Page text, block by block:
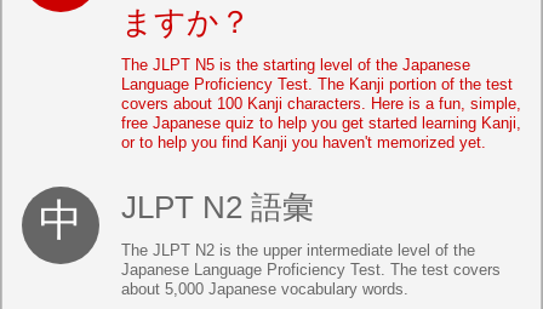
ますか？
The JLPT N5 is the starting level of the Japanese
Language Proficiency Test. The Kanji portion of the test
covers about 100 Kanji characters. Here is a fun, simple,
free Japanese quiz to help you get started learning Kanji,
or to help you find Kanji you haven't memorized yet.
JLPT N2 語彙
The JLPT N2 is the upper intermediate level of the
Japanese Language Proficiency Test. The test covers
about 5,000 Japanese vocabulary words.